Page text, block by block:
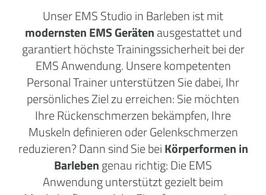
Unser EMS Studio in Barleben ist mit
modernsten EMS Gerätenausgestattet und
garantiert höchste Trainingssicherheit bei der
EMS Anwendung. Unsere kompetenten
Personal Trainer unterstützen Sie dabei, Ihr
persönliches Ziel zu erreichen: Sie möchten
Ihre Rückenschmerzen bekämpfen, Ihre
Muskeln definieren oder Gelenkschmerzen
reduzieren? Dann sind Sie beiKörperformen in
Barlebengenau richtig: Die EMS
Anwendung unterstützt gezielt beim